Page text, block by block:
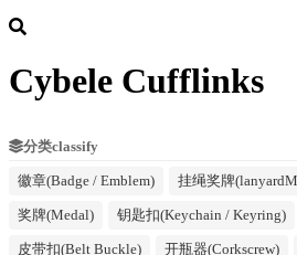
Cybele Cufflinks
分类classify
徽章(Badge / Emblem) 挂绳奖牌
奖牌(Medal) 钥匙扣(Keychain / Keyring)
皮带扣(Belt Buckle) 开瓶器(Corkscrew)